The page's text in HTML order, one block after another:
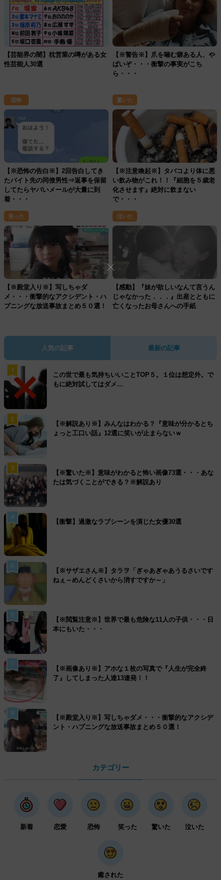
【芸能界の闇】枕営業の噂がある女
性芸能人30選
【※警告※】爪を噛む癖ある人、や
ばいぞ・・・衝撃の事実がこち
ら・・・
恐怖
【※恐怖の告白※】2回告白してき
たバイト先の同僚男性⇒返事を保留
してたらヤバいメールが大量に到
着・・・
驚いた
【※注意喚起※】タバコより体に悪
い飲み物がこれ！！『細胞を５歳老
化させます』絶対に飲まない
で・・・
笑った
【※殿堂入り※】写しちゃダ
メ・・・衝撃的なアクシデント・ハ
プニングな放送事故まとめ５０選！
泣いた
【感動】『妹が欲しいなんて言うん
じゃなかった．．．』出産とともに
亡くなったお母さんへの手紙
人気の記事 最新の記事
1
この世で最も気持ちいいことTOP５。１位は想定外。で
もに絶対試してはダメ…
2
【※解説あり※】みんなはわかる？『意味が分かるとち
ょっと工口い話』12選に笑いが止まらないｗ
3
【※驚いた※】意味がわかると怖い画像73選・・・あな
たは気づくことができる？※解説あり
4
【衝撃】過激なラブシーンを演じた女優30選
5
【※サザエさん※】タラヲ「ぎゃあぎゃあうるさいです
ねぇ～めんどくさいから消すですか～」
6
【※閲覧注意※】世界で最も危険な11人の子供・・・日
本にもいた・・・
7
【※画像あり※】アホな１枚の写真で『人生が完全終
了』してしまった人達13連発！！
8
【※殿堂入り※】写しちゃダメ・・・衝撃的なアクシデ
ント・ハプニングな放送事故まとめ５０選！
カテゴリー
新着 恋愛 恐怖 笑った 驚いた 泣いた
癒された